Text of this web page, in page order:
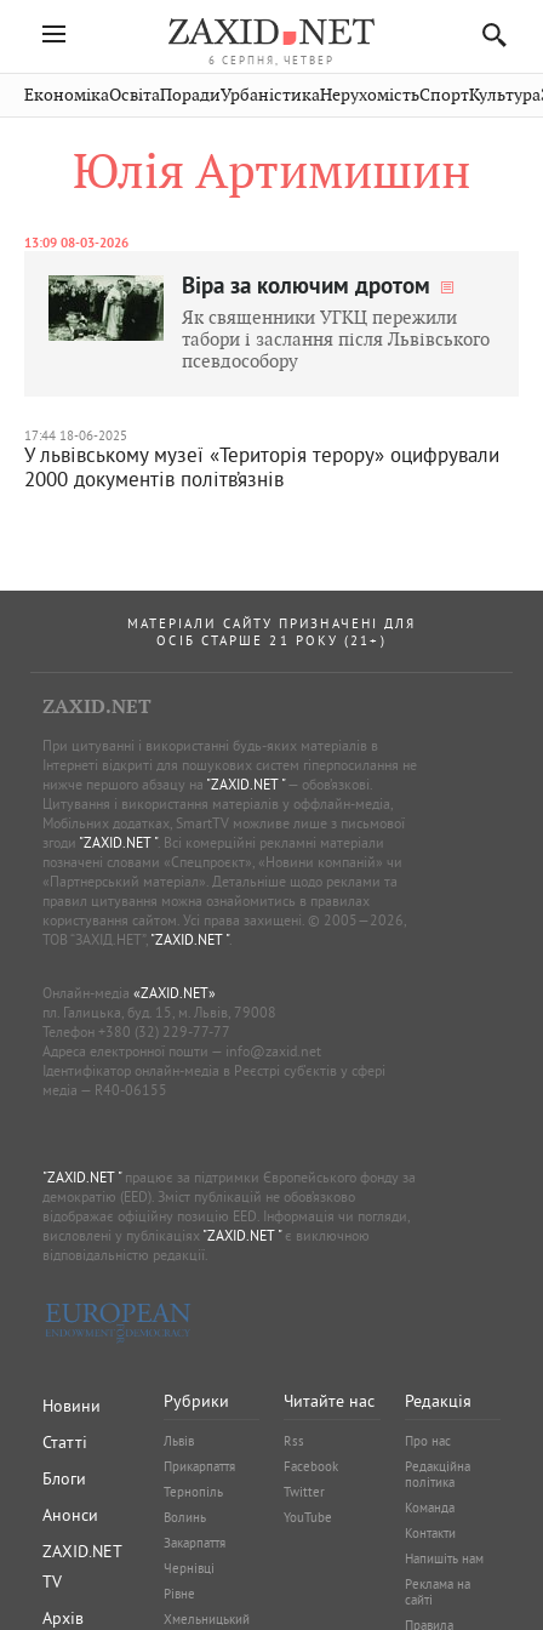
6 СЕРПНЯ, ЧЕТВЕР
Івано-
Франківськ
Тернопіль
Волинь
Рівне
Чернівці
Стрий
Хмельницький
Публікації
Авто СловкоКультура
Кіно Дім СпортКраєзнавство
ЕкономікаОсвітаПорадиУрбаністикаНерухомістьСпортКультура
Юлія Артимишин
13:09 08-03-2026
Віра за колючим дротом
Як священники УГКЦ пережили
табори і заслання після Львівського
псевдособору
17:44 18-06-2025
У львівському музеї «Територія терору» оцифрували
2000 документів політв’язнів
МАТЕРІАЛИ САЙТУ ПРИЗНАЧЕНІ ДЛЯ
ОСІБ СТАРШЕ 21 РОКУ (21+)
ZAXID.NET
При цитуванні і використанні будь-яких матеріалів в
Інтернеті відкриті для пошукових систем гіперпосилання не
нижче першого абзацу на "ZAXID.NET "— обов’язкові.
Цитування і використання матеріалів у оффлайн-медіа,
Мобільних додатках, SmartTV можливе лише з письмової
згоди "ZAXID.NET ". Всі комерційні рекламні матеріали
позначені словами «Спецпроєкт», «Новини компаній» чи
«Партнерський матеріал». Детальніше щодо реклами та
правил цитування можна ознайомитись в правилах
користування сайтом. Усі права захищені. © 2005—2026,
ТОВ “ЗАХІД.НЕТ”, "ZAXID.NET ".
Онлайн-медіа «ZAXID.NET»
пл. Галицька, буд. 15, м. Львів, 79008
Телефон +380 (32) 229-77-77
Адреса електронної пошти — info@zaxid.net
Ідентифікатор онлайн-медіа в Реєстрі суб'єктів у сфері
медіа — R40-06155
"ZAXID.NET "працює за підтримки Європейського фонду за
демократію (EED). Зміст публікацій не обов’язково
відображає офіційну позицію EED. Інформація чи погляди,
висловлені у публікаціях "ZAXID.NET "є виключною
відповідальністю редакції.
Новини
Статті
Блоги
Анонси
ZAXID.NET
TV
Архів
Рубрики
Львів
Прикарпаття
Тернопіль
Волинь
Закарпаття
Чернівці
Рівне
Хмельницький
Читайте нас
Rss
Facebook
Twitter
YouTube
Редакція
Про нас
Редакційна
політика
Команда
Контакти
Напишіть нам
Реклама на
сайті
Правила